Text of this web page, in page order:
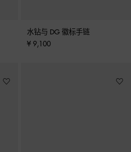
水钻与 DG 徽标手链
¥ 9,100